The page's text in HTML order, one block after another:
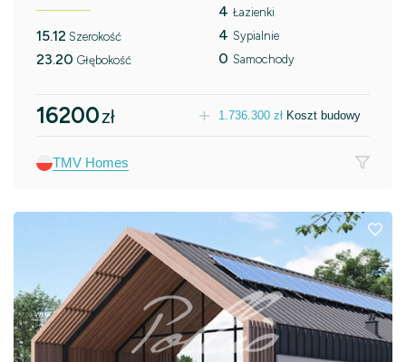
15.12 Szerokość
23.20 Głębokość
4 Łazienki
4 Sypialnie
0 Samochody
16200zł 1.736.300 zł Koszt budowy
TMV Homes